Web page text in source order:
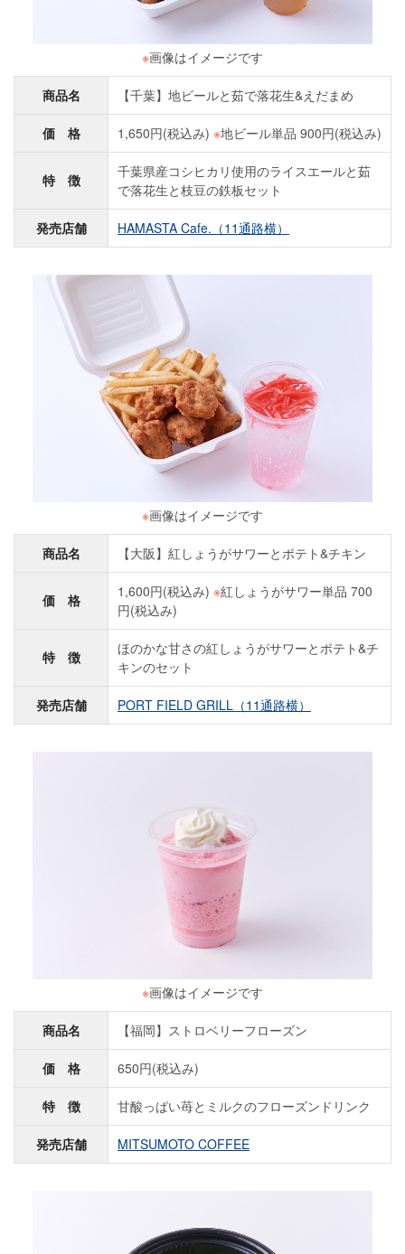
※画像はイメージです
商品名 【千葉】地ビールと茹で落花生&えだまめ
価 格 1,650円(税込み) ※地ビール単品 900円(税込み)
特 徴
千葉県産コシヒカリ使用のライスエールと茹
で落花生と枝豆の鉄板セット
発売店舗 HAMASTA Cafe.（11通路横）
※画像はイメージです
商品名 【大阪】紅しょうがサワーとポテト&チキン
価 格 1,600円(税込み) ※紅しょうがサワー単品 700
円(税込み)
特 徴
ほのかな甘さの紅しょうがサワーとポテト&チ
キンのセット
発売店舗 PORT FIELD GRILL（11通路横）
※画像はイメージです
商品名 【福岡】ストロベリーフローズン
価 格 650円(税込み)
特 徴 甘酸っぱい苺とミルクのフローズンドリンク
発売店舗 MITSUMOTO COFFEE